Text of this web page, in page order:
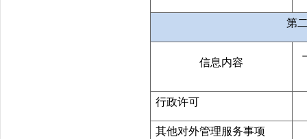
第
信息内容
行政许可
其他对外管理服务事项